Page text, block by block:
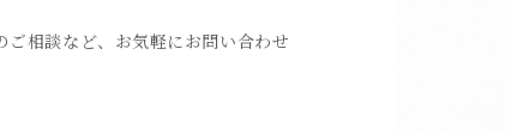
相談など、お気軽にお問い合わせ